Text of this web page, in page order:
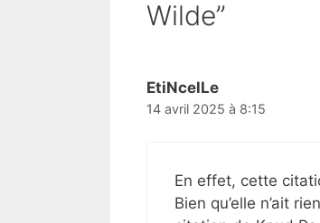
Wilde”
EtiNcelLe
14 avril 2025 à 8:15
En effet, cette
Bien qu’elle n’ait